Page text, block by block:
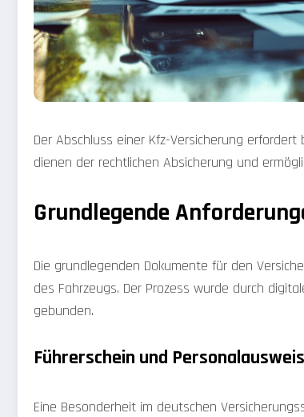
Der Abschluss einer Kfz-Versicherung
dienen der rechtlichen Absicherung und
Grundlegende
Die grundlegenden Dokumente für den
des Fahrzeugs. Der Prozess wurde durch
gebunden.
Führerschein und
Eine Besonderheit im deutschen